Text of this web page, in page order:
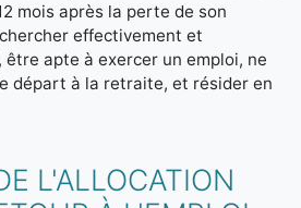
mois après la perte de son
effectivement et
apte à exercer un emploi, ne
départ à la retraite, et résider en
L'ALLOCATION